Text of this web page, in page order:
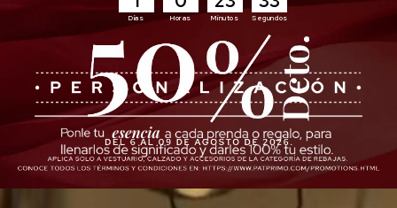
Días Horas Minutos Segundos